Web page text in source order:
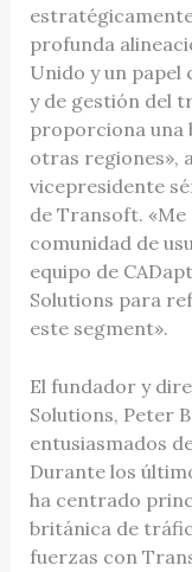
profunda
Unido y un
y de gestión del
proporciona una
otras regiones»,
vicepresidente
de Transoft. «Me
comunidad de
equipo de
Solutions para
este segment».
El fundador y
Solutions, Peter
entusiasmados
Durante los
ha centrado
británica de
fuerzas con